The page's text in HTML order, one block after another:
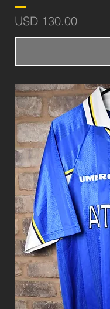
Precio
USD 130.00